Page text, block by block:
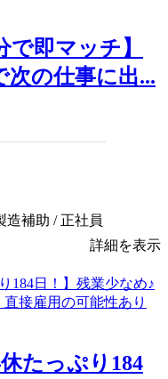
で即マッチ】
の仕事に出...
造補助 / 正社員
詳細を表示
休たっぷり184